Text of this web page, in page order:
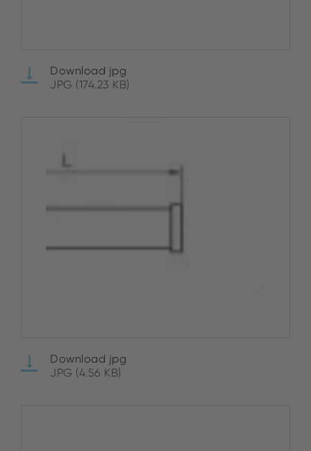
Download jpg
JPG (174.23 KB)
Download jpg
JPG (4.56 KB)